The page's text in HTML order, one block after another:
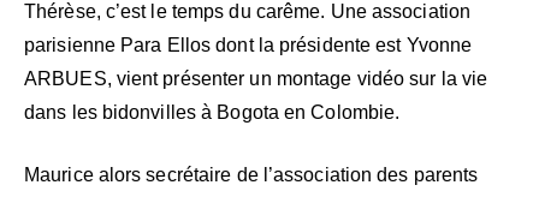
Thérèse, c’est le temps du carême. Une association
parisienne Para Ellos dont la présidente est Yvonne
ARBUES, vient présenter un montage vidéo sur la vie
dans les bidonvilles à Bogota en Colombie.
Maurice alors secrétaire de l’association des parents